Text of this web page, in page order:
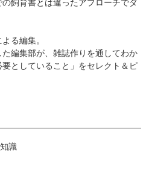
飼育書とは違ったアプローチでダ
る編集。
編集部が、雑誌作りを通してわか
としていること」をセレクト＆ピ
識